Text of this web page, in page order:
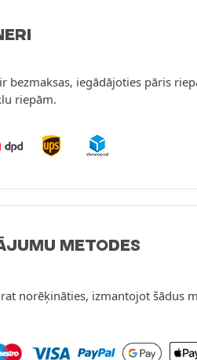
bezmaksas, iegādājoties pāris
riepām.
METODES
norēķināties, izmantojot šādus